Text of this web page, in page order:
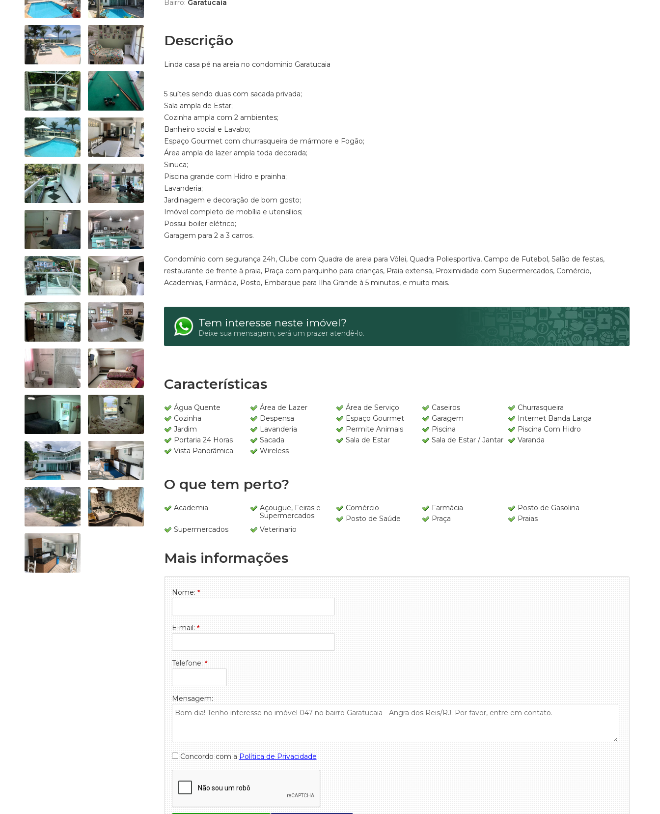
Bairro: Garatucaia
Descrição
Linda casa pé na areia no condominio Garatucaia
5 suítes sendo duas com sacada privada;
Sala ampla de Estar;
Cozinha ampla com 2 ambientes;
Banheiro social e Lavabo;
Espaço Gourmet com churrasqueira de mármore e Fogão;
Área ampla de lazer ampla toda decorada;
Sinuca;
Piscina grande com Hidro e prainha;
Lavanderia;
Jardinagem e decoração de bom gosto;
Imóvel completo de mobília e utensílios;
Possui boiler elétrico;
Garagem para 2 a 3 carros.
Condomínio com segurança 24h, Clube com Quadra de areia para Vôlei, Quadra Poliesportiva, Campo de Futebol, Salão de festas,
restaurante de frente à praia, Praça com parquinho para crianças, Praia extensa, Proximidade com Supermercados, Comércio,
Academias, Farmácia, Posto, Embarque para Ilha Grande à 5 minutos, e muito mais.
Tem interesse neste imóvel?
Deixe sua mensagem, será um prazer atendê-lo.
Características
Água Quente Área de Lazer Área de Serviço Caseiros
Churrasqueira
Cozinha
Despensa Espaço Gourmet Garagem
Internet Banda Larga
Jardim
Lavanderia Permite Animais Piscina
Piscina Com Hidro
Portaria 24 Horas
Sacada Sala de Estar Sala de Estar / Jantar
Varanda
Vista Panorâmica
Wireless
O que tem perto?
Academia
Açougue, Feiras e
Supermercados
Comércio Farmácia
Posto de Gasolina
Posto de Saúde
Praça
Praias
Supermercados
Veterinario
Mais informações
Nome: *
E-mail: *
Telefone: *
Mensagem:
Concordo com a Política de Privacidade